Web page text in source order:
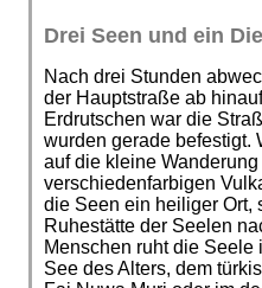
Drei Seen und ein
Nach drei Stunden
der Hauptstraße ab
Erdrutschen war die
wurden gerade befestigt.
auf die kleine
verschiedenfarbigen
die Seen ein heiliger Ort,
Ruhestätte der Seelen
Menschen ruht die
See des Alters, dem